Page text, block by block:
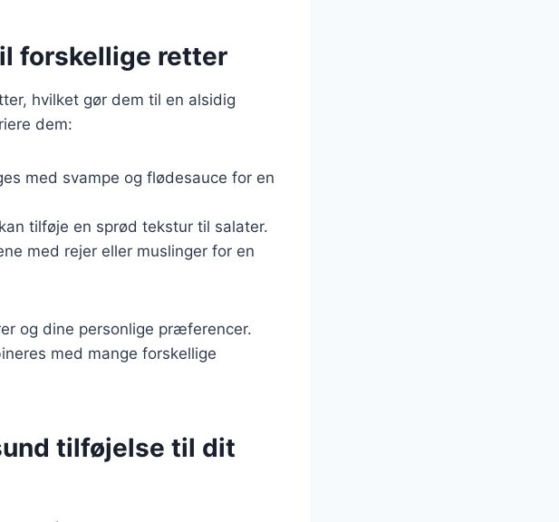
forskellige retter
hvilket gør dem til en alsidig
dem:
med svampe og flødesauce for en
tilføje en sprød tekstur til salater.
med rejer eller muslinger for en
og dine personlige præferencer.
med mange forskellige
tilføjelse til dit